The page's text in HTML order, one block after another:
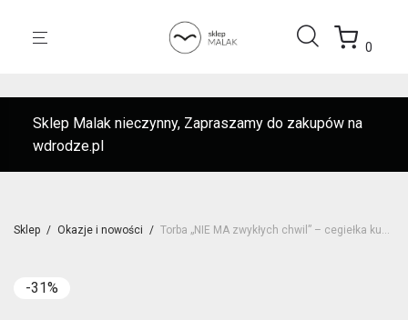
0
Sklep Malak nieczynny, Zapraszamy do zakupów na
wdrodze.pl
Sklep / Okazje i nowości / Torba „NIE MA zwykłych chwil” – cegiełka kupując wspierasz!
-31%